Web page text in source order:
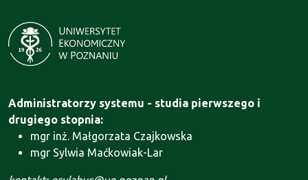
Administratorzy systemu - studia pierwszego i
drugiego stopnia:
mgr inż. Małgorzata Czajkowska
mgr Sylwia Maćkowiak-Lar